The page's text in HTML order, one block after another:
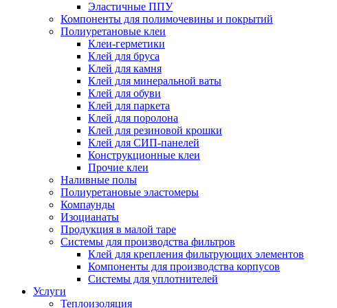
Эластичные ППУ
Компоненты для полимочевины и покрытий
Полиуретановые клеи
Клеи-герметики
Клей для бруса
Клей для камня
Клей для минеральной ваты
Клей для обуви
Клей для паркета
Клей для поролона
Клей для резиновой крошки
Клей для СИП-панелей
Конструкционные клеи
Прочие клеи
Наливные полы
Полиуретановые эластомеры
Компаунды
Изоцианаты
Продукция в малой таре
Системы для производства фильтров
Клей для крепления фильтрующих элементов
Компоненты для производства корпусов
Системы для уплотнителей
Услуги
Теплоизоляция